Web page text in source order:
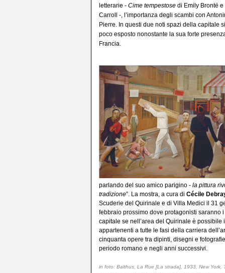
letterarie - Cime tempestose di Emily Brontë e
Carroll -, l’importanza degli scambi con
Pierre. In questi due noti spazi della capitale
poco esposto nonostante la sua forte
Francia.
parlando del suo amico parigino - la pittura
tradizione”. La mostra, a cura di Cécile
Scuderie del Quirinale e di Villa Medici il 31
febbraio prossimo dove protagonisti saranno
capitale se nell’area del Quirinale è
appartenenti a tutte le fasi della carriera
cinquanta opere tra dipinti, disegni e
periodo romano e negli anni successivi.
in foto: Balthus, La Rue [La strada], 1933, New York,